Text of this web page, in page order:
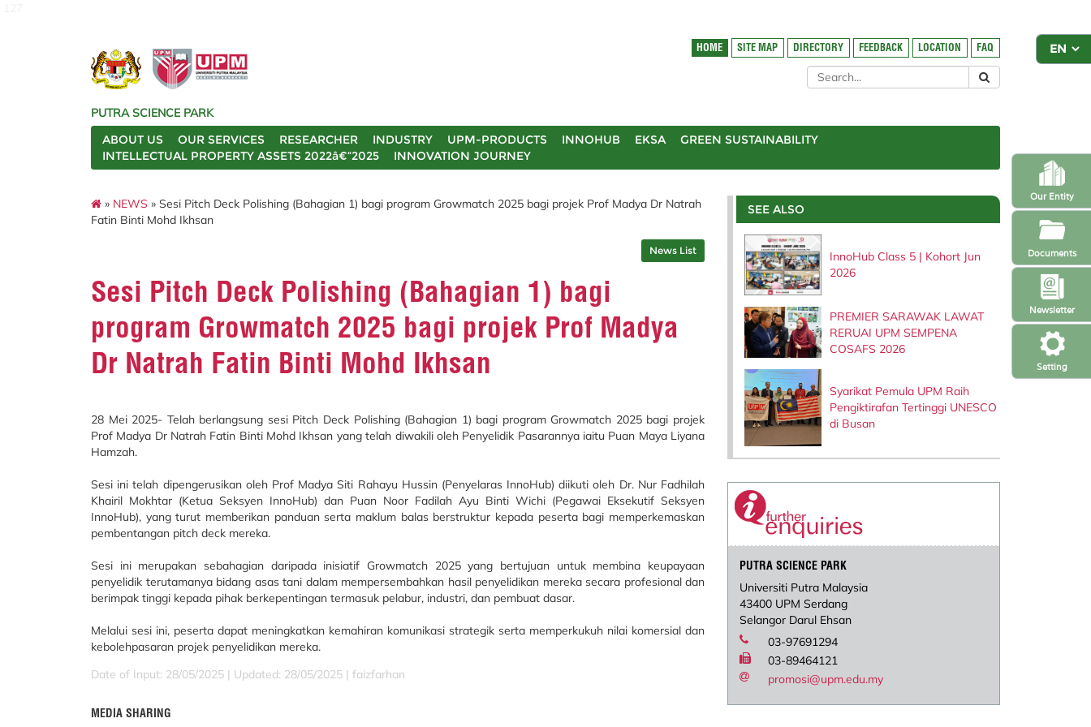
Setting
Newsletter
Our Entity
Documents
HOME SITE MAP DIRECTORY FEEDBACK LOCATION FAQ
PUTRA SCIENCE PARK
ABOUT US
OUR SERVICES RESEARCHER INDUSTRY UPM-PRODUCTS INNOHUB EKSA
GREEN SUSTAINABILITY
INTELLECTUAL PROPERTY ASSETS 2022â€“2025
INNOVATION JOURNEY
» NEWS » Sesi Pitch Deck Polishing (Bahagian 1) bagi program Growmatch 2025 bagi projek Prof Madya Dr Natrah
Fatin Binti Mohd Ikhsan
News List
Sesi Pitch Deck Polishing (Bahagian 1) bagi
program Growmatch 2025 bagi projek Prof Madya
Dr Natrah Fatin Binti Mohd Ikhsan
28 Mei 2025- Telah berlangsung sesi Pitch Deck Polishing (Bahagian 1) bagi program Growmatch 2025 bagi projek
Prof Madya Dr Natrah Fatin Binti Mohd Ikhsan yang telah diwakili oleh Penyelidik Pasarannya iaitu Puan Maya Liyana
Hamzah.
Sesi ini telah dipengerusikan oleh Prof Madya Siti Rahayu Hussin (Penyelaras InnoHub) diikuti oleh Dr. Nur Fadhilah
Khairil Mokhtar (Ketua Seksyen InnoHub) dan Puan Noor Fadilah Ayu Binti Wichi (Pegawai Eksekutif Seksyen
InnoHub), yang turut memberikan panduan serta maklum balas berstruktur kepada peserta bagi memperkemaskan
pembentangan pitch deck mereka.
Sesi ini merupakan sebahagian daripada inisiatif Growmatch 2025 yang bertujuan untuk membina keupayaan
penyelidik terutamanya bidang asas tani dalam mempersembahkan hasil penyelidikan mereka secara profesional dan
berimpak tinggi kepada pihak berkepentingan termasuk pelabur, industri, dan pembuat dasar.
Melalui sesi ini, peserta dapat meningkatkan kemahiran komunikasi strategik serta memperkukuh nilai komersial dan
kebolehpasaran projek penyelidikan mereka.
Date of Input: 28/05/2025 | Updated: 28/05/2025 | faizfarhan
MEDIA SHARING
SEE ALSO
InnoHub Class 5 | Kohort Jun
2026
PREMIER SARAWAK LAWAT
RERUAI UPM SEMPENA
COSAFS 2026
Syarikat Pemula UPM Raih
Pengiktirafan Tertinggi UNESCO
di Busan
PUTRA SCIENCE PARK
Universiti Putra Malaysia
43400 UPM Serdang
Selangor Darul Ehsan
03-97691294
03-89464121
promosi@upm.edu.my